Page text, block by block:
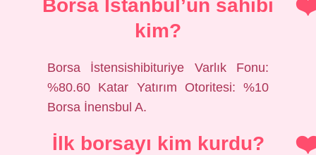
Borsa İstanbul’un sahibi
kim?
Borsa İstensishibituriye Varlık Fonu:
%80.60 Katar Yatırım Otoritesi: %10
Borsa İnensbul A.
İlk borsayı kim kurdu?